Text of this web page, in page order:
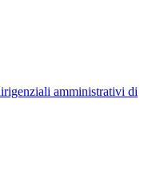
amministrativi di